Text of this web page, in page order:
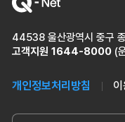
44538 울산광역시 중구
고객지원 1644-8000 (
개인정보처리방침